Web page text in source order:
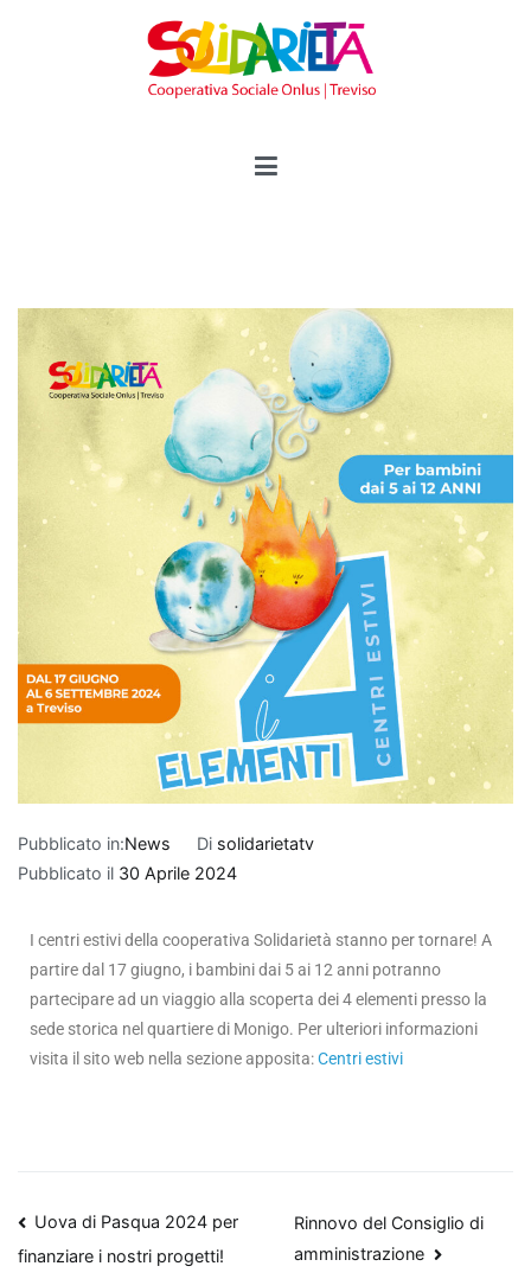
Pubblicato in:News Di solidarietatv
Pubblicato il 30 Aprile 2024
I centri estivi della cooperativa Solidarietà stanno per tornare! A
partire dal 17 giugno, i bambini dai 5 ai 12 anni potranno
partecipare ad un viaggio alla scoperta dei 4 elementi presso la
sede storica nel quartiere di Monigo. Per ulteriori informazioni
visita il sito web nella sezione apposita:Centri estivi
Uova di Pasqua 2024 per
finanziare i nostri progetti!
Rinnovo del Consiglio di
amministrazione